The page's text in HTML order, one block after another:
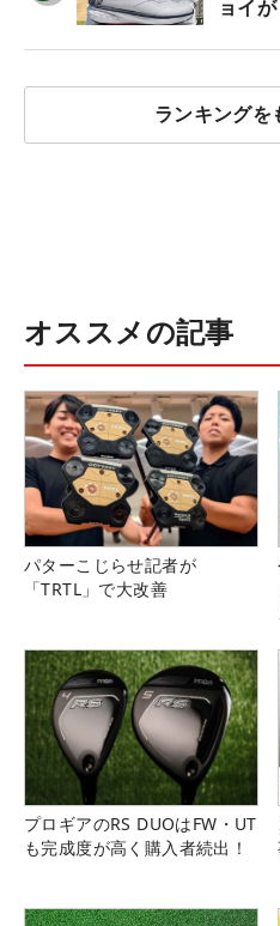
ョイ
ランキングを
オススメの記事
パターこじらせ記者が
「TRTL」で大改善
プロギアのRS DUOはFW・UT
も完成度が高く購入者続出！